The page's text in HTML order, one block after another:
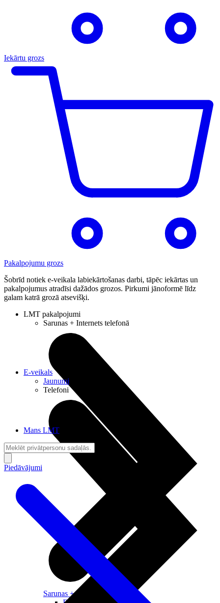
Iekārtu grozs
Pakalpojumu grozs
Šobrīd notiek e-veikala labiekārtošanas darbi, tāpēc iekārtas un
pakalpojumus atradīsi dažādos grozos. Pirkumi jānoformē līdz
galam katrā grozā atsevišķi.
LMT pakalpojumi
Sarunas + Internets telefonā
Sarunas + Internets
E-veikals
Jaunumi
Telefoni
Mans LMT
Piedāvājumi